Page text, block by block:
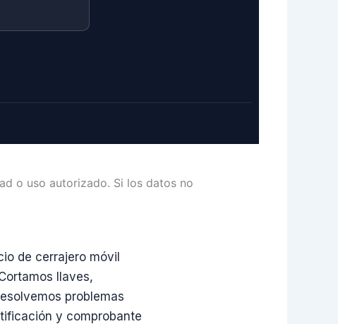
o uso autorizado. Si los datos no
de cerrajero móvil
llaves,
problemas
y comprobante